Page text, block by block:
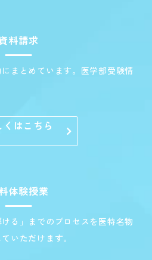
料請求
まとめています。医学部受験情
くはこちら
体験授業
ける」までのプロセスを医特名物
いただけます。